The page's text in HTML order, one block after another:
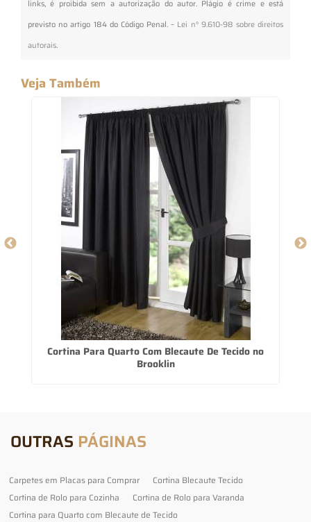
links, é proibida sem a autorização do autor. Plágio é crime e está
previsto no artigo 184 do Código Penal. – Lei n° 9.610-98 sobre direitos
autorais.
Veja Também
Cortina Para Quarto Com Blecaute De Tecido no
Brooklin
OUTRAS PÁGINAS
Carpetes em Placas para Comprar
Cortina Blecaute Tecido
Cortina de Rolo para Cozinha
Cortina de Rolo para Varanda
Cortina para Quarto com Blecaute de Tecido